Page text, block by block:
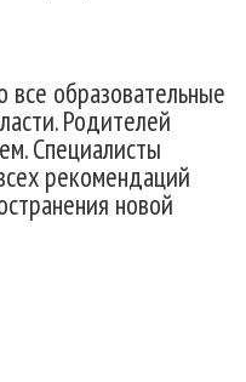
все образовательные
Родителей
Специалисты
рекомендаций
новой